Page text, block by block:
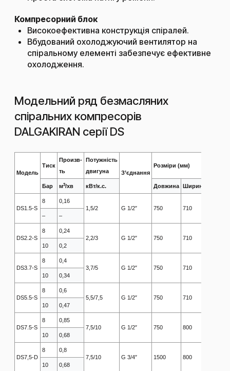
Компресорний блок
Високоефективна конструкція спіралей.
Вбудований охолоджуючий вентилятор на
спіральному елементі забезпечує ефективне
охолодження.
Модельний ряд безмасляних
спіральних компресорів
DALGAKIRAN серії DS​
Модель
Тиск
Произв-
ть
Потужність
двигуна
З’єднання
Розміри (мм)
Бар м3/хв кВт/к.с. Довжина Ширина
DS1.5-S
8
0,16
1,5/2
G 1/2″ 750 710
–
–
DS2.2-S
8
0,24
2,2/3
G 1/2″ 750 710
10
0,2
DS3.7-S
8
0,4
3,7/5
G 1/2″ 750 710
10
0,34
DS5.5-S
8
0,6
5,5/7,5
G 1/2″ 750 710
10
0,47
DS7.5-S
8
0,85
7,5/10
G 1/2″ 750 800
10
0,68
DS7,5-D
8
0,8
7,5/10
G 3/4″ 1500 800
10
0,68